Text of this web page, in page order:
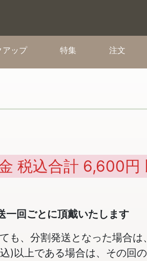
アップ(current)特集(current)注文
税込合計 6,600円
回ごとに頂戴いたします
も、分割発送となった場合
)以上である場合は、その回